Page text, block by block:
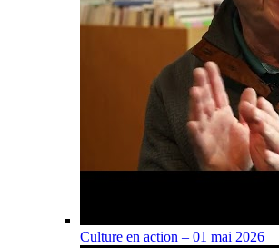
Culture en action – 01 mai 2026